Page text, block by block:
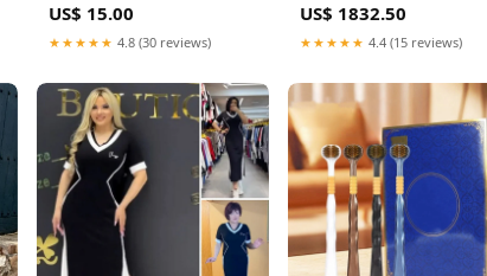
US$ 15.00
★★★★★ 4.8 (30 reviews)
1~230 V
US$ 1832.50
★★★★★ 4.4 (15 reviews)